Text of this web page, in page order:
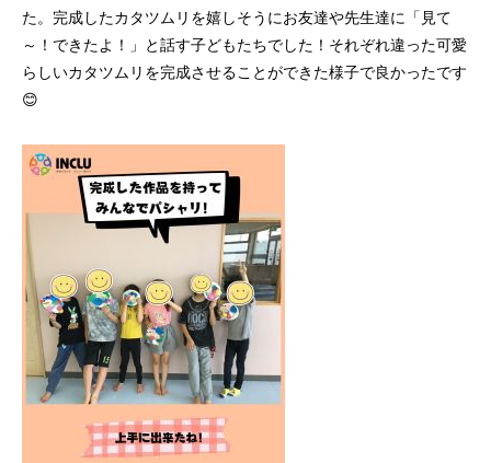
た。完成したカタツムリを嬉しそうにお友達や先生達に「見て
～！できたよ！」と話す子どもたちでした！ それぞれ違った可愛
らしいカタツムリを完成させることができた様子で良かったです
😊